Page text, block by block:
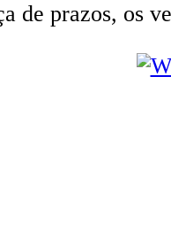
de prazos, os